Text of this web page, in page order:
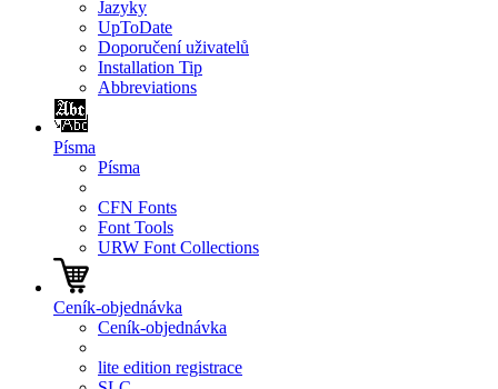
Jazyky
UpToDate
Doporučení uživatelů
Installation Tip
Abbreviations
Písma
Písma
CFN Fonts
Font Tools
URW Font Collections
Ceník-objednávka
Ceník-objednávka
lite edition registrace